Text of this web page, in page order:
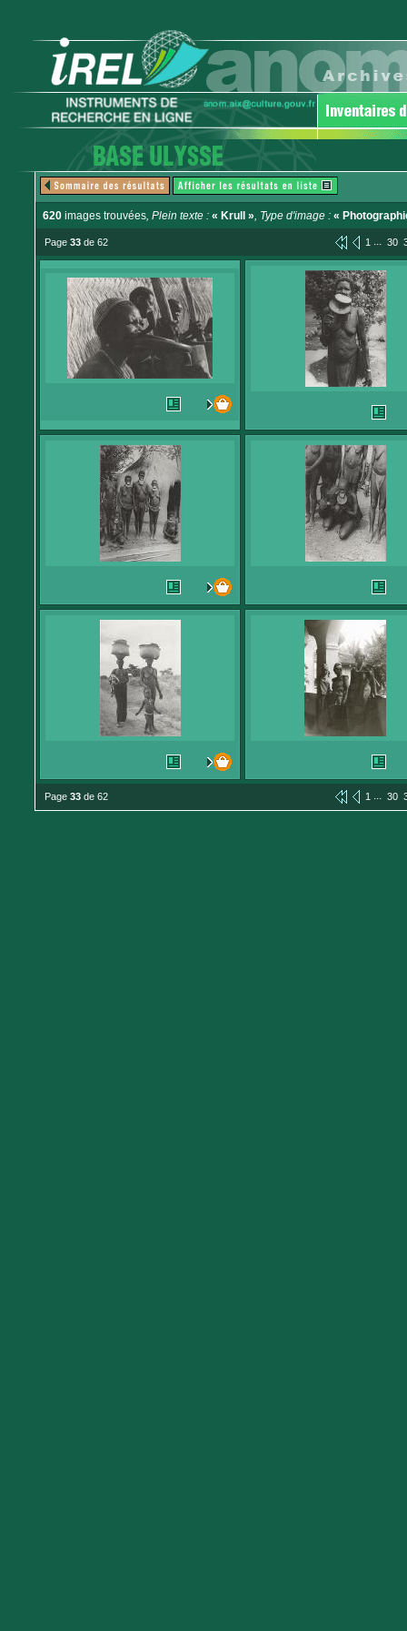
620 images trouvées, Plein texte : « Krull », Type d'image : «
Page 33 de 62 1 ... 30
Page 33 de 62 1 ... 30